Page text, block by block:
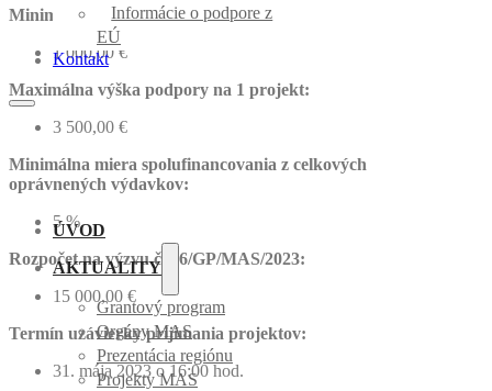
Informácie o podpore z
EÚ
Kontakt
ÚVOD
AKTUALITY
Grantový program
Orgány MAS
Prezentácia regiónu
Projekty MAS
Minimálna výška podpory na 1 projekt:
1 000,00 €
Maximálna výška podpory na 1 projekt:
3 500,00 €
Minimálna miera spolufinancovania z celkových
oprávnených výdavkov:
5 %
Rozpočet na výzvu č. 06/GP/MAS/2023:
15 000,00 €
Termín uzávierky prijímania projektov:
31. mája 2023 o 16:00 hod.